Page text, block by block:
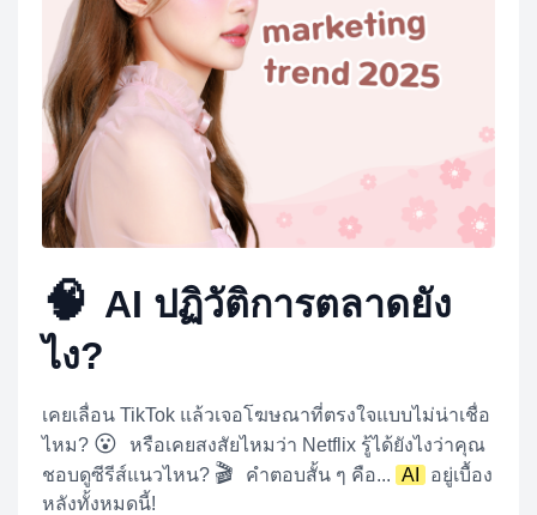
🧠 AI ปฏิวัติการตลาดยัง
ไง?
เคยเลื่อน TikTok แล้วเจอโฆษณาที่ตรงใจแบบไม่น่าเชื่อ
ไหม? 😮
หรือเคยสงสัยไหมว่า Netflix รู้ได้ยังไงว่าคุณ
ชอบดูซีรีส์แนวไหน? 🎬 คำตอบสั้น ๆ คือ... AI
อยู่เบื้อง
หลังทั้งหมดนี้!